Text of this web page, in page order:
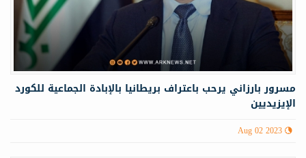
مسرور بارزاني يرحب باعتراف بريطانيا بالإبادة الجماعية للكورد
الإيزيديين
Aug 02 2023